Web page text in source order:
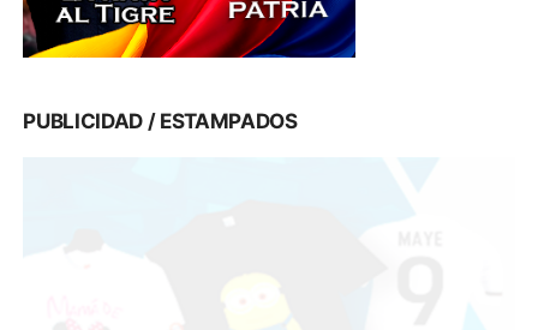
PUBLICIDAD / ESTAMPADOS